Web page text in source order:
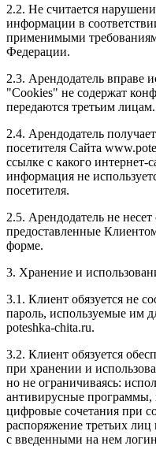
2.2. Не считается
информации в
применимыми
Федерации.
2.3. Арендодатель вправе
"Cookies" не содержат
передаются третьим лицам.
2.4. Арендодатель
посетителя Сайта
ссылке с какого интернет-
информация не
посетителя.
2.5. Арендодатель не несет
предоставленные
форме.
3. Хранение и
3.1. Клиент обязуется не
пароль, используемые им
poteshka-chita.ru.
3.2. Клиент обязуется
при хранении и
но не ограничиваясь:
антивирусные программы,
цифровые сочетания при
распоряжение третьих
с введенными на нем